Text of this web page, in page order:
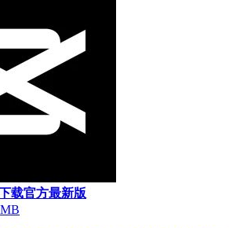
载官方最新版